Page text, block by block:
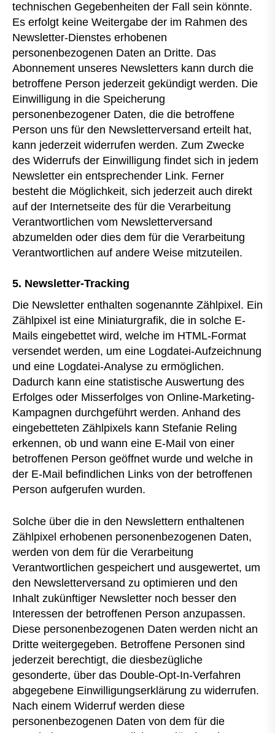
technischen Gegebenheiten der Fall sein könnte.
Es erfolgt keine Weitergabe der im Rahmen des
Newsletter-Dienstes erhobenen
personenbezogenen Daten an Dritte. Das
Abonnement unseres Newsletters kann durch die
betroffene Person jederzeit gekündigt werden. Die
Einwilligung in die Speicherung
personenbezogener Daten, die die betroffene
Person uns für den Newsletterversand erteilt hat,
kann jederzeit widerrufen werden. Zum Zwecke
des Widerrufs der Einwilligung findet sich in jedem
Newsletter ein entsprechender Link. Ferner
besteht die Möglichkeit, sich jederzeit auch direkt
auf der Internetseite des für die Verarbeitung
Verantwortlichen vom Newsletterversand
abzumelden oder dies dem für die Verarbeitung
Verantwortlichen auf andere Weise mitzuteilen.
5. Newsletter-Tracking
Die Newsletter enthalten sogenannte Zählpixel. Ein
Zählpixel ist eine Miniaturgrafik, die in solche E-
Mails eingebettet wird, welche im HTML-Format
versendet werden, um eine Logdatei-Aufzeichnung
und eine Logdatei-Analyse zu ermöglichen.
Dadurch kann eine statistische Auswertung des
Erfolges oder Misserfolges von Online-Marketing-
Kampagnen durchgeführt werden. Anhand des
eingebetteten Zählpixels kann Stefanie Reling
erkennen, ob und wann eine E-Mail von einer
betroffenen Person geöffnet wurde und welche in
der E-Mail befindlichen Links von der betroffenen
Person aufgerufen wurden.
Solche über die in den Newslettern enthaltenen
Zählpixel erhobenen personenbezogenen Daten,
werden von dem für die Verarbeitung
Verantwortlichen gespeichert und ausgewertet, um
den Newsletterversand zu optimieren und den
Inhalt zukünftiger Newsletter noch besser den
Interessen der betroffenen Person anzupassen.
Diese personenbezogenen Daten werden nicht an
Dritte weitergegeben. Betroffene Personen sind
jederzeit berechtigt, die diesbezügliche
gesonderte, über das Double-Opt-In-Verfahren
abgegebene Einwilligungserklärung zu widerrufen.
Nach einem Widerruf werden diese
personenbezogenen Daten von dem für die